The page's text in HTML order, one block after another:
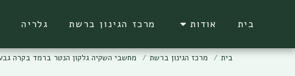
בית אודות מרכז הגינון ברשת גלריה
בית מרכז הגינון ברשת מחשבי השקיה גלקון הנטר ברמד בקרה